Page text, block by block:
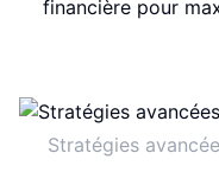
financière pour
Stratégies